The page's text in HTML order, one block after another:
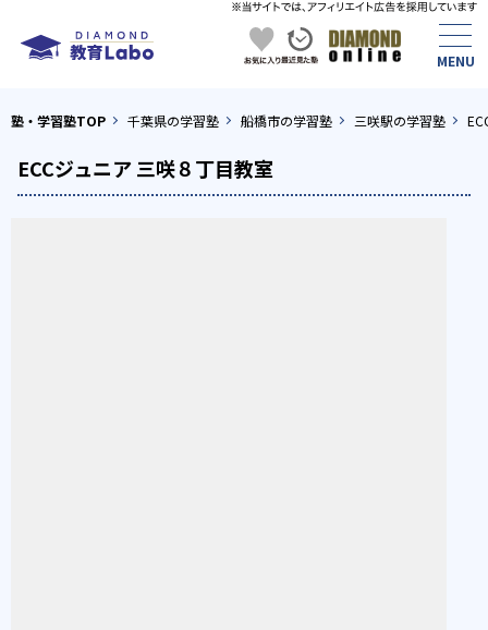
塾・学習塾TOP 千葉県の学習塾 船橋市の学習塾 三咲駅の学習塾
ECCジュニア 三咲８丁目教室